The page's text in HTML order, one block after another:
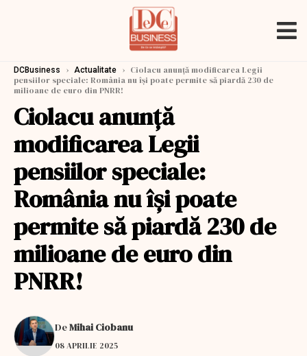
DCBusiness › Actualitate › Ciolacu anunţă modificarea Legii
pensiilor speciale: România nu își poate permite să piardă 230 de
milioane de euro din PNRR!
Ciolacu anunţă
modificarea Legii
pensiilor speciale:
România nu își poate
permite să piardă 230 de
milioane de euro din
PNRR!
DeMihai Ciobanu
08 APRILIE 2025